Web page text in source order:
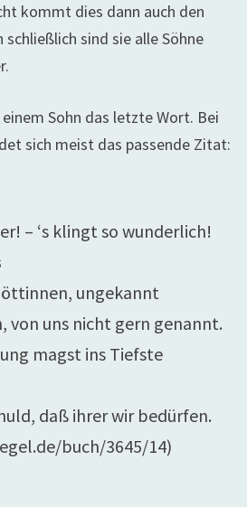
kommt dies dann auch den
schließlich sind sie alle Söhne
Sohn das letzte Wort. Bei
sich meist das passende Zitat:
– ‘s klingt so wunderlich!
ungekannt
von uns nicht gern genannt.
magst ins Tiefste
daß ihrer wir bedürfen.
buch/3645/14)